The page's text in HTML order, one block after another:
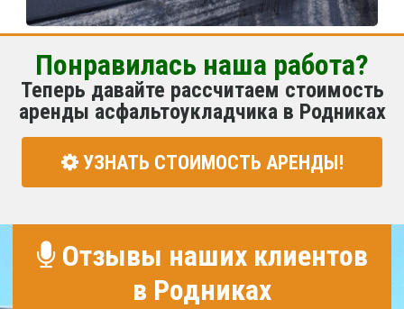
Понравилась наша работа?
Теперь давайте рассчитаем стоимость
аренды асфальтоукладчика в Родниках
УЗНАТЬ СТОИМОСТЬ АРЕНДЫ!
Отзывы наших клиентов
в Родниках